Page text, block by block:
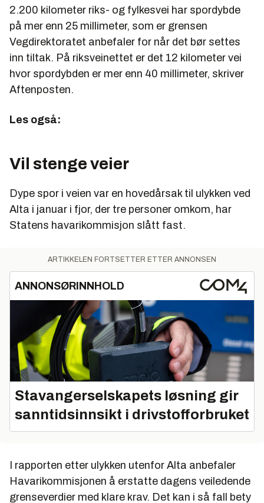
2.200 kilometer riks- og fylkesvei har spordybde
på mer enn 25 millimeter, som er grensen
Vegdirektoratet anbefaler for når det bør settes
inn tiltak. På riksveinettet er det 12 kilometer vei
hvor spordybden er mer enn 40 millimeter, skriver
Aftenposten.
Les også:
Vil stenge veier
Dype spor i veien var en hovedårsak til ulykken ved
Alta i januar i fjor, der tre personer omkom, har
Statens havarikommisjon slått fast.
ARTIKKELEN FORTSETTER ETTER ANNONSEN
ANNONSØRINNHOLD
Stavangerselskapets løsning gir
sanntidsinnsikt i drivstofforbruket
I rapporten etter ulykken utenfor Alta anbefaler
Havarikommisjonen å erstatte dagens veiledende
grenseverdier med klare krav. Det kan i så fall bety